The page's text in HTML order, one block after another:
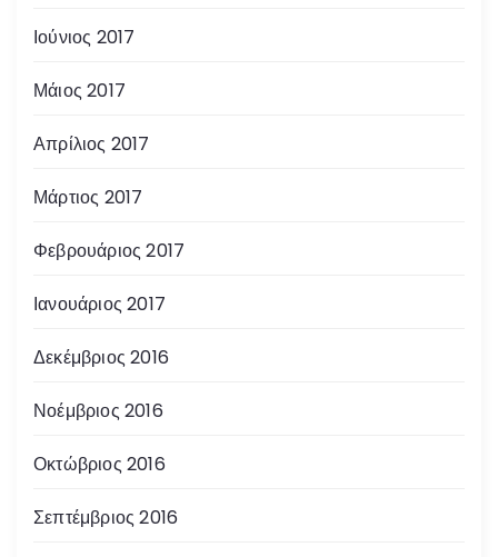
Ιούνιος 2017
Μάιος 2017
Απρίλιος 2017
Μάρτιος 2017
Φεβρουάριος 2017
Ιανουάριος 2017
Δεκέμβριος 2016
Νοέμβριος 2016
Οκτώβριος 2016
Σεπτέμβριος 2016